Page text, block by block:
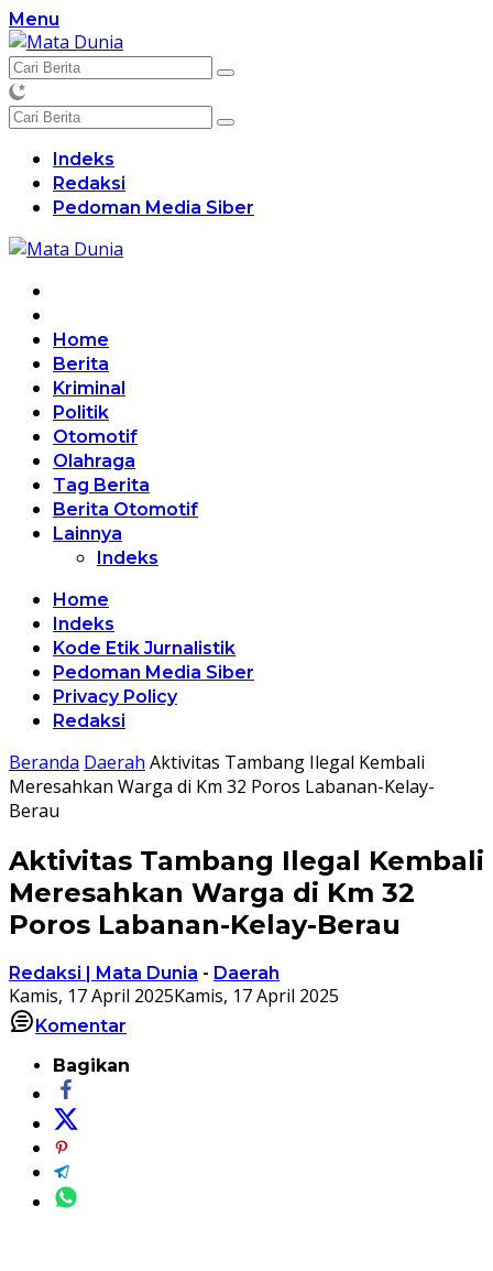
Langsung
ke
konten
Menu
Indeks
Redaksi
Pedoman Media Siber
Home
Berita
Kriminal
Politik
Otomotif
Olahraga
Tag Berita
Berita Otomotif
Lainnya
Indeks
Home
Indeks
Kode Etik Jurnalistik
Pedoman Media Siber
Privacy Policy
Redaksi
Beranda Daerah Aktivitas Tambang Ilegal Kembali
Meresahkan Warga di Km 32 Poros Labanan-Kelay-
Berau
Aktivitas Tambang Ilegal Kembali
Meresahkan Warga di Km 32
Poros Labanan-Kelay-Berau
Redaksi | Mata Dunia - Daerah
Kamis, 17 April 2025Kamis, 17 April 2025
Komentar
Bagikan